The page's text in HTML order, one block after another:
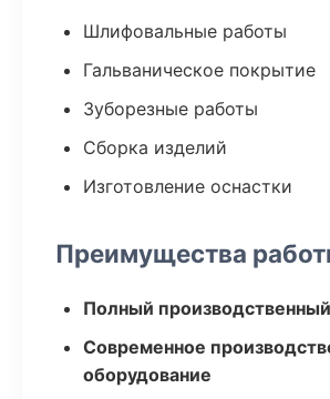
Шлифовальные работы
Гальваническое покрытие
Зуборезные работы
Сборка изделий
Изготовление оснастки
Преимущества
Полный
Современное
оборудование